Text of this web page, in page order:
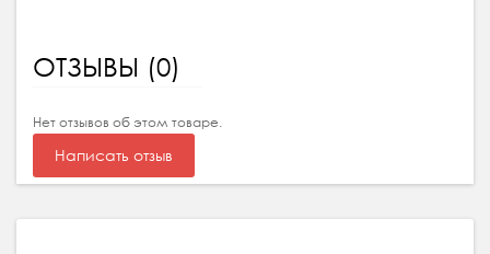
ОТЗЫВЫ (0)
Нет отзывов об этом товаре.
Написать отзыв